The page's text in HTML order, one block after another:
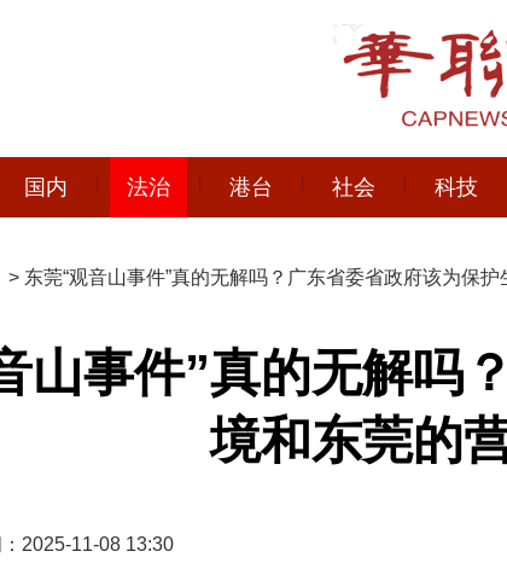
国内 法治 港台 社会 科技
> 东莞“观音山事件”真的无解吗？广东省委省政府该为保
山事件”真的无解吗
境和东莞的
2025-11-08 13:30